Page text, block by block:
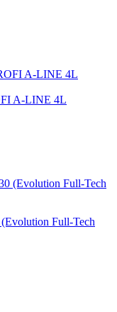
A-LINE 4L
Full-Tech